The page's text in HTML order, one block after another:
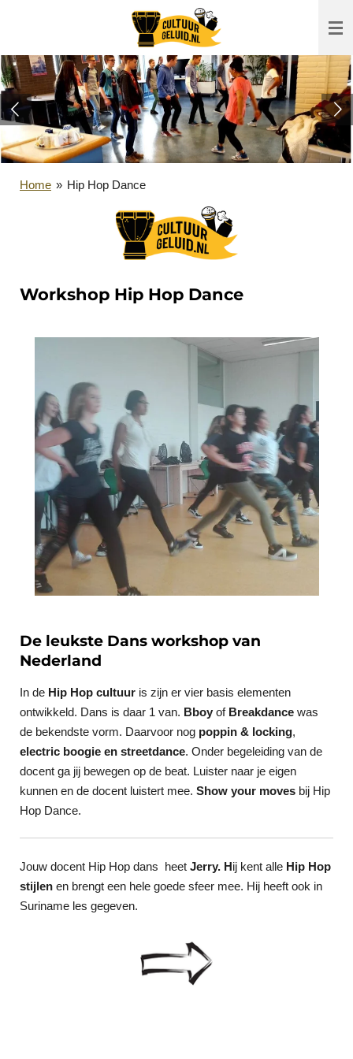
naar
de
hoofdinhoud
Home » Hip Hop Dance
Workshop Hip Hop Dance
De leukste Dans workshop van
Nederland
In de Hip Hop cultuur is zijn er vier basis elementen
ontwikkeld. Dans is daar 1 van. Bboy of Breakdance was
de bekendste vorm. Daarvoor nog poppin & locking,
electric boogie en streetdance. Onder begeleiding van de
docent ga jij bewegen op de beat. Luister naar je eigen
kunnen en de docent luistert mee. Show your moves bij Hip
Hop Dance.
Jouw docent Hip Hop dans heet Jerry. Hij kent alle Hip Hop
stijlen en brengt een hele goede sfeer mee. Hij heeft ook in
Suriname les gegeven.